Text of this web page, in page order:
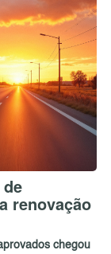
renovação
chegou